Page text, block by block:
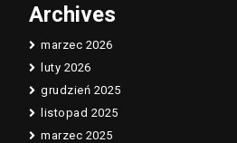
Archives
marzec 2026
luty 2026
grudzień 2025
listopad 2025
marzec 2025